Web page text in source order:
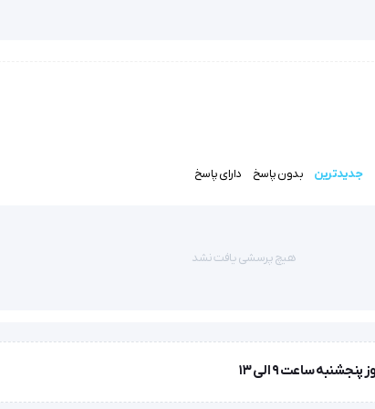
جدیدترین بدون پاسخ دارای پاسخ
هیچ پرسشی یافت نشد